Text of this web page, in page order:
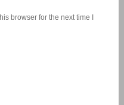
browser for the next time I